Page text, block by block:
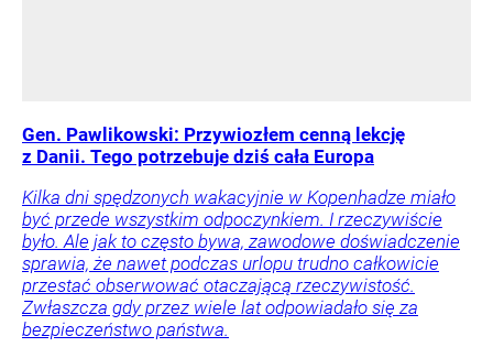
Gen. Pawlikowski: Przywiozłem cenną lekcję
z Danii. Tego potrzebuje dziś cała Europa
Kilka dni spędzonych wakacyjnie w Kopenhadze miało
być przede wszystkim odpoczynkiem. I rzeczywiście
było. Ale jak to często bywa, zawodowe doświadczenie
sprawia, że nawet podczas urlopu trudno całkowicie
przestać obserwować otaczającą rzeczywistość.
Zwłaszcza gdy przez wiele lat odpowiadało się za
bezpieczeństwo państwa.